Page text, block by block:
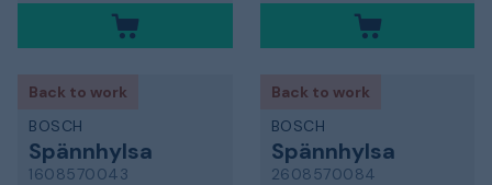
Back to work
BOSCH
Spännhylsa
1608570043
Back to work
BOSCH
Spännhylsa
2608570084